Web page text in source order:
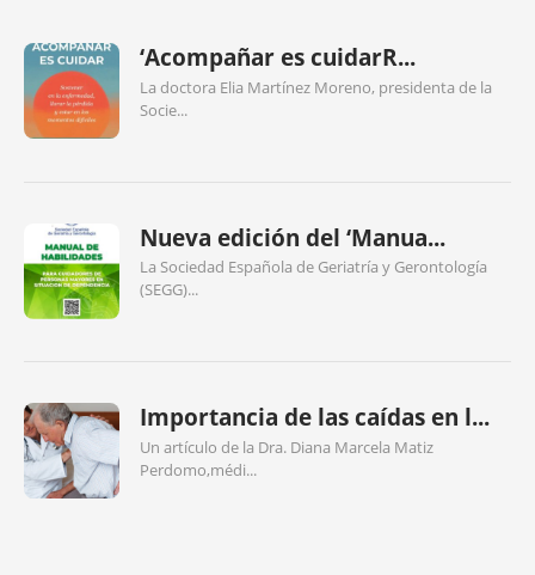
‘Acompañar es cuidarR...
La doctora Elia Martínez Moreno, presidenta de la
Socie...
Nueva edición del ‘Manua...
La Sociedad Española de Geriatría y Gerontología
(SEGG)...
Importancia de las caídas en l...
Un artículo de la Dra. Diana Marcela Matiz
Perdomo,médi...